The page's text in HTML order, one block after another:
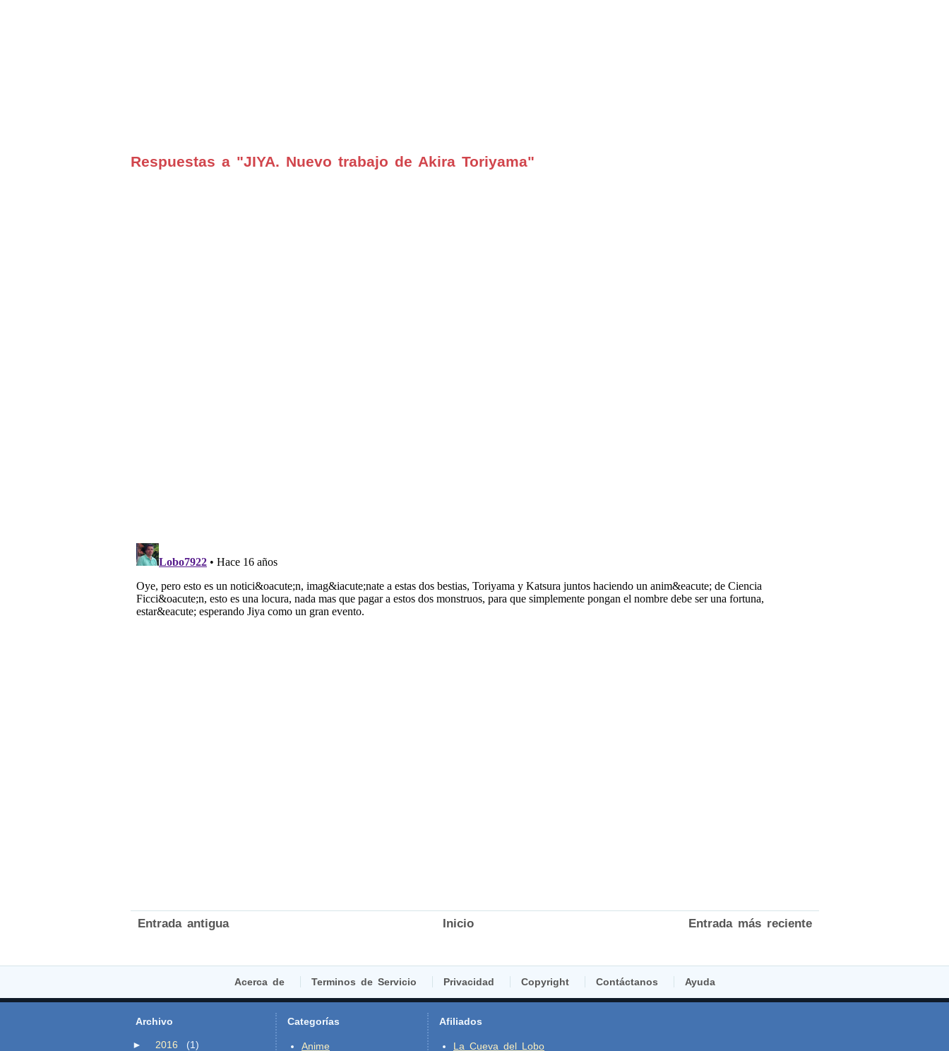
Respuestas a "JIYA. Nuevo trabajo de Akira Toriyama"
Entrada más reciente
Entrada antigua Inicio
Acerca de Terminos de Servicio Privacidad Copyright Contáctanos Ayuda
Archivo
► 2016 (1)
Categorías
Anime
Afiliados
La Cueva del Lobo